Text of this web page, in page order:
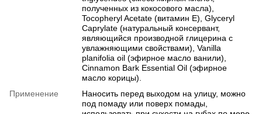
полученных из кокосового масла),
Tocopheryl Acetate (витамин Е), Glyceryl
Caprylate (натуральный консервант,
являющийся производной глицерина с
увлажняющими свойствами), Vanilla
planifolia oil (эфирное масло ванили),
Cinnamon Bark Essential Oil (эфирное
масло корицы).
Применение
Наносить перед выходом на улицу, можно
под помаду или поверх помады,